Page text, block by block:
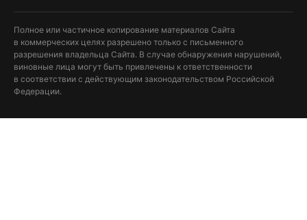
Полное или частичное копирование материалов Сайта
в коммерческих целях разрешено только с письменного
разрешения владельца Сайта. В случае обнаружения нарушений,
виновные лица могут быть привлечены к ответственности
в соответствии с действующим законодательством Российской
Федерации.